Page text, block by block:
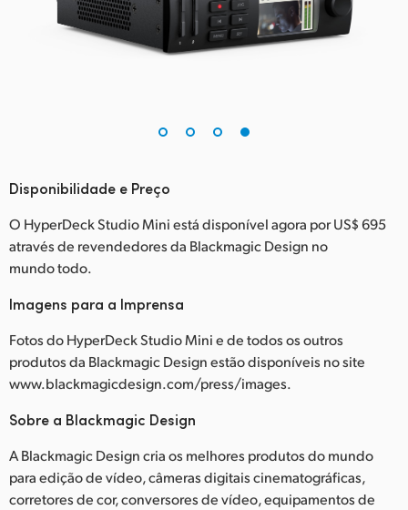
Disponibilidade e Preço
O HyperDeck Studio Mini está disponível agora por US$ 695
através de revendedores da Blackmagic Design no
mundo todo.
Imagens para a Imprensa
Fotos do HyperDeck Studio Mini e de todos os outros
produtos da Blackmagic Design estão disponíveis no site
www.blackmagicdesign.com/press/images.
Sobre a Blackmagic Design
A Blackmagic Design cria os melhores produtos do mundo
para edição de vídeo, câmeras digitais cinematográficas,
corretores de cor, conversores de vídeo, equipamentos de